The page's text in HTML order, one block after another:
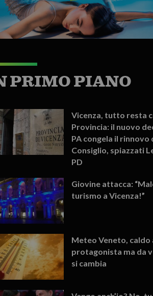
PRIMO PIANO
Vicenza, tutto resta
Provincia: il nuovo
PA congela il rinnovo
Consiglio, spiazzati
PD
Giovine attacca:
turismo a Vicenza!”
Meteo Veneto, caldo
protagonista ma da
si cambia